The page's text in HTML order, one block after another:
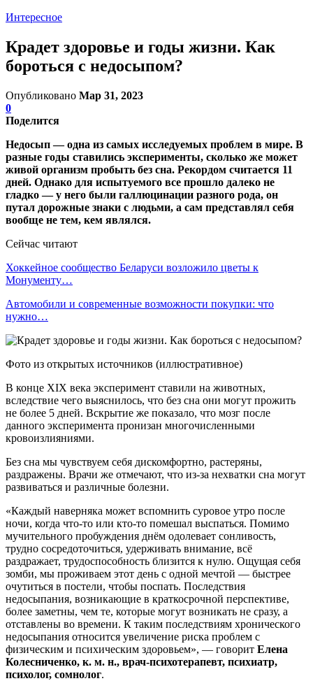
Интересное
Крадет здоровье и годы жизни. Как
бороться с недосыпом?
Опубликовано Мар 31, 2023
0
Поделится
Недосып — одна из самых исследуемых проблем в мире. В
разные годы ставились эксперименты, сколько же может
живой организм пробыть без сна. Рекордом считается 11
дней. Однако для испытуемого все прошло далеко не
гладко — у него были галлюцинации разного рода, он
путал дорожные знаки с людьми, а сам представлял себя
вообще не тем, кем являлся.
Сейчас читают
Хоккейное сообщество Беларуси возложило цветы к
Монументу…
Автомобили и современные возможности покупки: что
нужно…
Фото из открытых источников (иллюстративное)
В конце XIX века эксперимент ставили на животных,
вследствие чего выяснилось, что без сна они могут прожить
не более 5 дней. Вскрытие же показало, что мозг после
данного эксперимента пронизан многочисленными
кровоизлияниями.
Без сна мы чувствуем себя дискомфортно, растеряны,
раздражены. Врачи же отмечают, что из-за нехватки сна могут
развиваться и различные болезни.
«Каждый наверняка может вспомнить суровое утро после
ночи, когда что-то или кто-то помешал выспаться. Помимо
мучительного пробуждения днём одолевает сонливость,
трудно сосредоточиться, удерживать внимание, всё
раздражает, трудоспособность близится к нулю. Ощущая себя
зомби, мы проживаем этот день с одной мечтой — быстрее
очутиться в постели, чтобы поспать. Последствия
недосыпания, возникающие в краткосрочной перспективе,
более заметны, чем те, которые могут возникать не сразу, а
отставлены во времени. К таким последствиям хронического
недосыпания относится увеличение риска проблем с
физическим и психическим здоровьем», — говорит Елена
Колесниченко, к. м. н., врач-психотерапевт, психиатр,
психолог, сомнолог.